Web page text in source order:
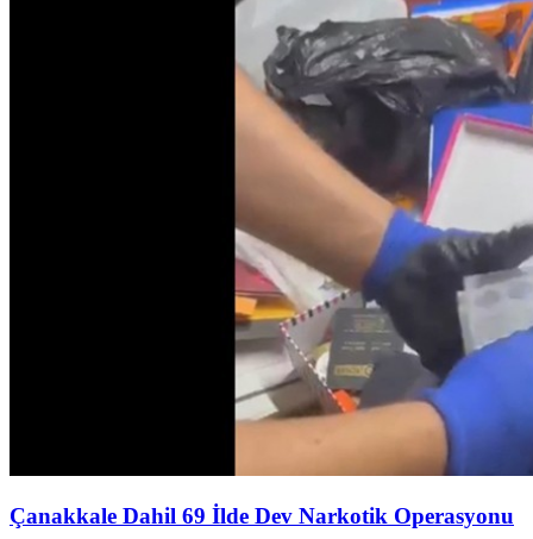
Çanakkale Dahil 69 İlde Dev Narkotik Operasyonu